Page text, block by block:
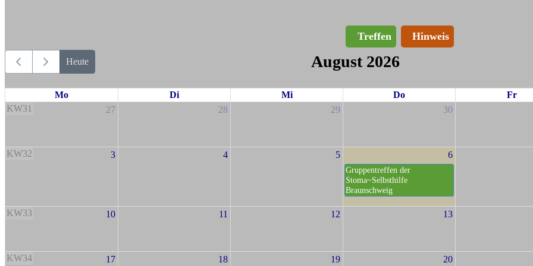
Treffen Hinweis
Heute August 2026
Mo Di Mi Do
Fr
KW31
27 28 29 30
KW32 3 4 5 6
Gruppentreffen der
Stoma~Selbsthilfe
Braunschweig
KW33 10 11 12 13
KW34 17 18 19 20